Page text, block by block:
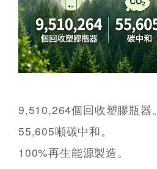
9,510,264個回收塑膠瓶器。
55,605噸碳中和。
100%再生能源製造。